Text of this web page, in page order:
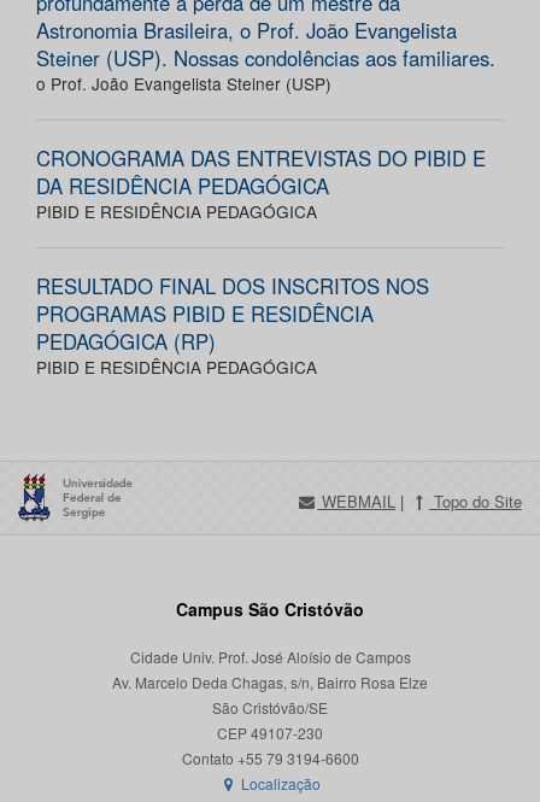
Astronomia Brasileira, o Prof. João Evangelista
Steiner (USP). Nossas condolências aos familiares.
o Prof. João Evangelista Steiner (USP)
CRONOGRAMA DAS ENTREVISTAS DO PIBID E
DA RESIDÊNCIA PEDAGÓGICA
PIBID E RESIDÊNCIA PEDAGÓGICA
RESULTADO FINAL DOS INSCRITOS NOS
PROGRAMAS PIBID E RESIDÊNCIA
PEDAGÓGICA (RP)
PIBID E RESIDÊNCIA PEDAGÓGICA
WEBMAIL | Topo do Site
Campus São Cristóvão
Cidade Univ. Prof. José Aloísio de Campos
Av. Marcelo Deda Chagas, s/n, Bairro Rosa Elze
São Cristóvão/SE
CEP 49107-230
Localização